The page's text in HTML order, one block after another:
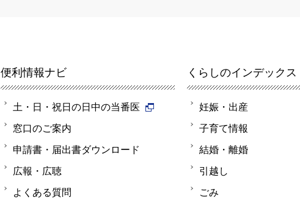
便利情報ナビ
土・日・祝日の日中の当番医
窓口のご案内
申請書・届出書ダウンロード
広報・広聴
よくある質問
くらしのインデックス
妊娠・出産
子育て情報
結婚・離婚
引越し
ごみ